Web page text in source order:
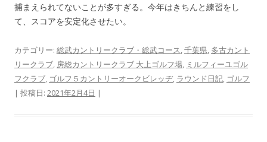
捕まえられてないことが多すぎる。今年はきちんと練習をし
て、スコアを安定化させたい。
カテゴリー: 総武カントリークラブ・総武コース,千葉県, 多古カント
リークラブ, 房総カントリークラブ 大上ゴルフ場, ミルフィーユゴル
フクラブ, ゴルフ５カントリーオークビレッヂ, ラウンド日記, ゴルフ
| 投稿日: 2021年2月4日 |